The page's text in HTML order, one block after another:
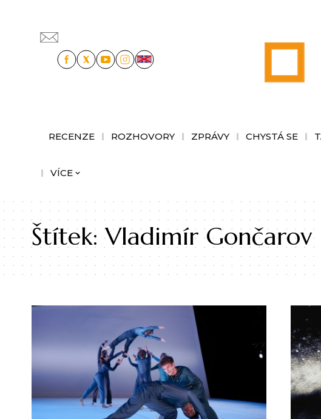
RECENZE ROZHOVORY ZPRÁVY CHYSTÁ SE
VÍCE
Štítek:Vladimír Gončarov